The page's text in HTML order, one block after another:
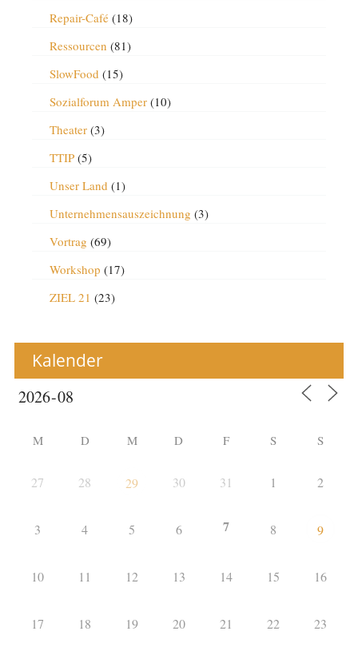
Repair-Café(18)
Ressourcen (81)
SlowFood (15)
Sozialforum Amper(10)
Theater(3)
TTIP(5)
Unser Land (1)
Unternehmensauszeichnung (3)
Vortrag (69)
Workshop (17)
ZIEL 21 (23)
Kalender
M D M D F S S
27 28 29 30 31 1 2
3 4 5 6 7 8 9
10 11 12 13 14 15 16
17 18 19 20 21 22 23